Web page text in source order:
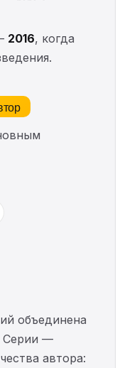
2016, когда
объединена
Серии —
автора: